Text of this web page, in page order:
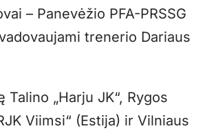
– Panevėžio PFA-PRSSG
trenerio Dariaus
Talino „Harju JK“, Rygos
Viimsi“ (Estija) ir Vilniaus